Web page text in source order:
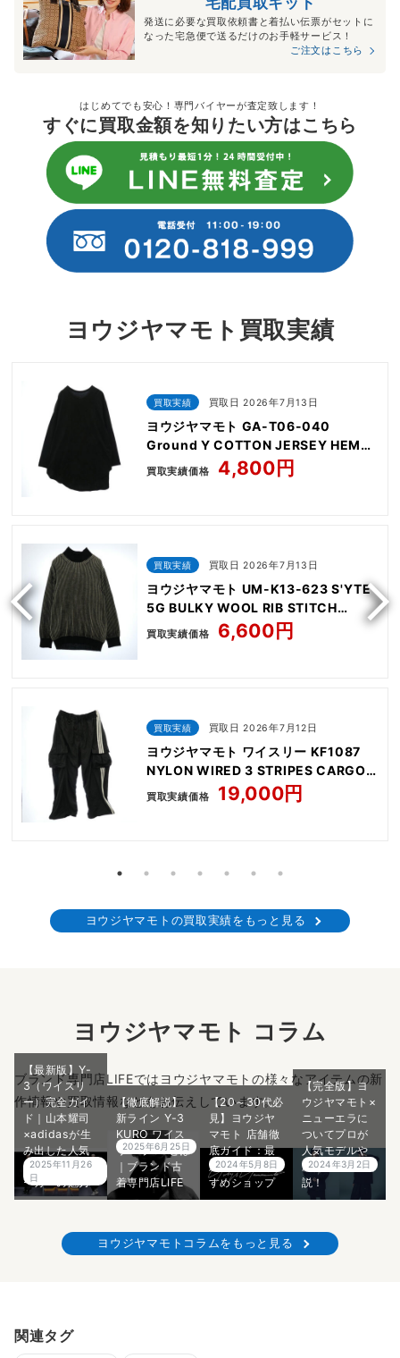
発送に必要な買取依頼書と着払い伝票がセットに
なった宅急便で送るだけのお手軽サービス！
ご注文はこちら
はじめてでも安心！専門バイヤーが査定致します！
すぐに買取金額を知りたい方はこちら
ヨウジヤマモト買取実績
買取実績 買取日 2026年7月13日
ヨウジヤマモト GA-T06-040
Ground Y COTTON JERSEY HEM
ROUND JUMBO T-SHIRT LONG
買取実績価格 4,800円
買取実績 買取日 2026年7月13日
ヨウジヤマモト UM-K13-623 S'YTE
5G BULKY WOOL RIB STITCH
OVERSIZED HIGH NECK KNIT
買取実績価格 6,600円
買取実績 買取日 2026年7月12日
ヨウジヤマモト ワイスリー KF1087
NYLON WIRED 3 STRIPES CARGO
PANTS
買取実績価格 19,000円
ヨウジヤマモトの買取実績をもっと見る
ヨウジヤマモト コラム
ブランド専門店LIFEではヨウジヤマモトの様々なアイテムの新
作情報や買取情報などをお伝えしています。
【最新版】Y-
3（ワイスリ
ー）完全ガイ
ド｜山本耀司
×adidasが生
み出した人気
モデル・スニ
ーカーの魅力
2025年11月26
日
【徹底解説】
新ライン Y-3
KURO ワイス
リー クロ とは
｜ブランド古
着専門店LIFE
2025年6月25日
【20～30代必
見】ヨウジヤ
マモト 店舗徹
底ガイド：最
新情報＆おす
すめショップ
2024年5月8日
【完全版】ヨ
ウジヤマモト×
ニューエラに
ついてプロが
人気モデルや
歴史を5分で解
説！
2024年3月2日
ヨウジヤマモトコラムをもっと見る
関連タグ